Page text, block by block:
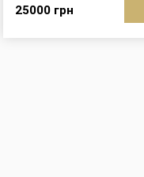
25000 грн